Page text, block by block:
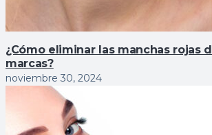
¿Cómo eliminar las manchas rojas
marcas?
noviembre 30, 2024